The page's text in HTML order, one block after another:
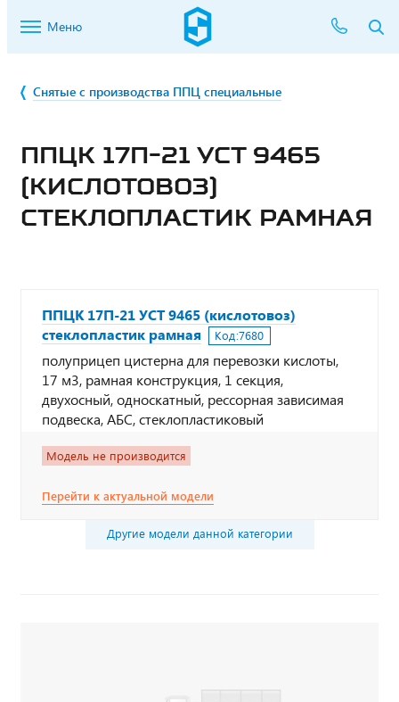
Меню
Снятые с производства ППЦ специальные
ППЦК 17П-21 УСТ 9465
(КИСЛОТОВОЗ)
СТЕКЛОПЛАСТИК РАМНАЯ
ППЦК 17П-21 УСТ 9465 (кислотовоз)
стеклопластик рамная
Код:7680
полуприцеп цистерна для перевозки кислоты,
17 м3, рамная конструкция, 1 секция,
двухосный, односкатный, рессорная зависимая
подвеска, АБС, стеклопластиковый
Модель не производится
Перейти к актуальной модели
Другие модели данной категории